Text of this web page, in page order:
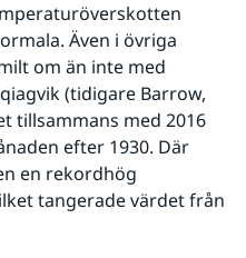
Även i övriga
om än inte med
(tidigare Barrow,
tillsammans med 2016
efter 1930. Där
en rekordhög
tangerade värdet från